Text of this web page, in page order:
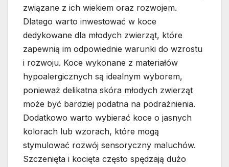
związane z ich wiekiem oraz rozwojem.
Dlatego warto inwestować w koce
dedykowane dla młodych zwierząt, które
zapewnią im odpowiednie warunki do wzrostu
i rozwoju. Koce wykonane z materiałów
hypoalergicznych są idealnym wyborem,
ponieważ delikatna skóra młodych zwierząt
może być bardziej podatna na podrażnienia.
Dodatkowo warto wybierać koce o jasnych
kolorach lub wzorach, które mogą
stymulować rozwój sensoryczny maluchów.
Szczenięta i kocięta często spędzają dużo